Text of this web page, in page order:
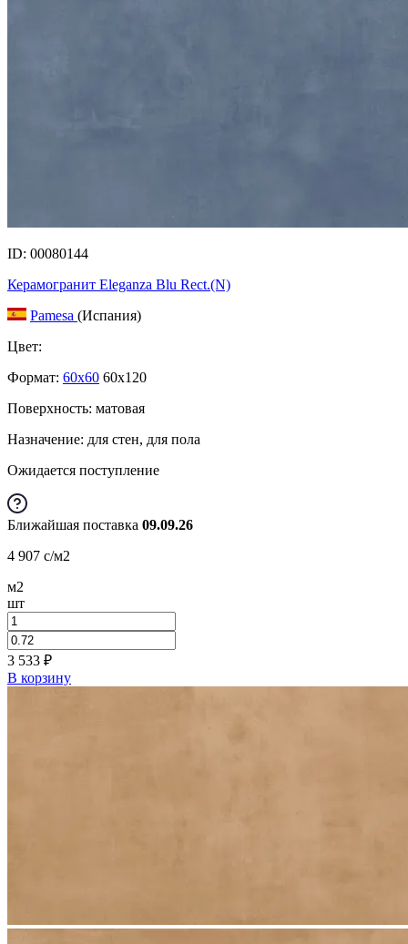
ID: 00080144
Керамогранит Eleganza Blu Rect.(N)
Pamesa (Испания)
Цвет:
Формат: 60x60 60x120
Поверхность: матовая
Назначение: для стен, для пола
Ожидается поступление
Ближайшая поставка 09.09.26
4 907 c/м2
м2
шт
3 533 ₽
В корзину